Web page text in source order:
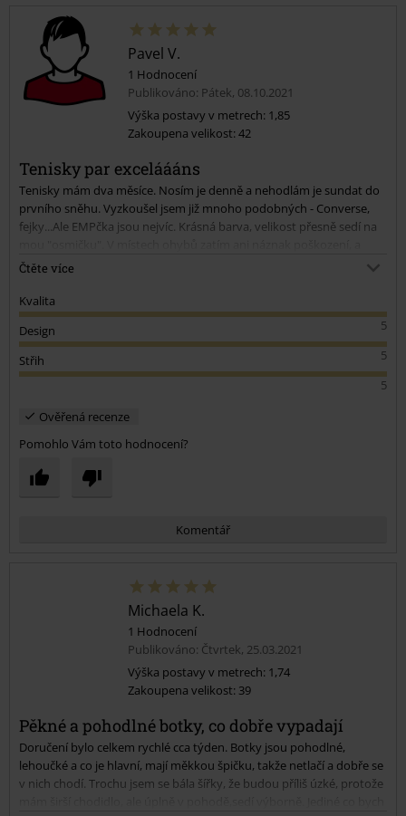
Pavel V.
1 Hodnocení
Publikováno: Pátek, 08.10.2021
Výška postavy v metrech: 1,85
Zakoupena velikost: 42
Tenisky par exceláááns
Tenisky mám dva měsíce. Nosím je denně a nehodlám je sundat do
prvního sněhu. Vyzkoušel jsem již mnoho podobných - Converse,
fejky...Ale EMPčka jsou nejvíc. Krásná barva, velikost přesně sedí na
podotýkám při každodenním nošení celý den. Podrážka je také
je, že vnitřek u paty se trochu potrhal. Ale to bych asi u plátěnek při
denním nošení a zouvání chtěl moc. Snad vydrží ještě aspoň dvě
sezony. A až doslouží koupím si tu nové. Děkuji a doporučuji.
Čtěte více
Kvalita
5
Design
5
Střih
5
Ověřená recenze
Pomohlo Vám toto hodnocení?
Komentář
Odeslat komentář
Michaela K.
1 Hodnocení
Publikováno: Čtvrtek, 25.03.2021
Výška postavy v metrech: 1,74
Zakoupena velikost: 39
Pěkné a pohodlné botky, co dobře vypadají
Doručení bylo celkem rychlé cca týden. Botky jsou pohodlné,
lehoučké a co je hlavní, mají měkkou špičku, takže netlačí a dobře se
v nich chodí. Trochu jsem se bála šířky, že budou příliš úzké, protože